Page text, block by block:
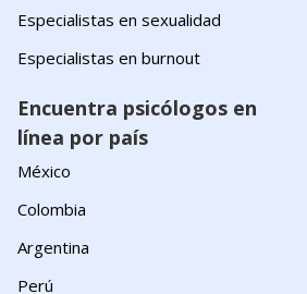
Especialistas en sexualidad
Especialistas en burnout
Encuentra psicólogos en
línea por país
México
Colombia
Argentina
Perú